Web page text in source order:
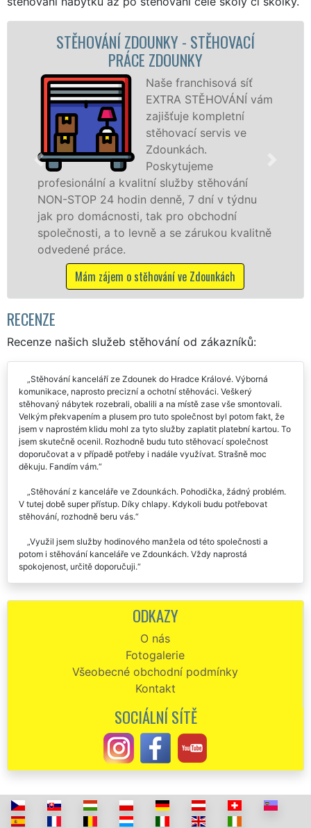
STĚHOVACÍ SLUŽBA ZDOUNKY -
STĚHOVACÍ FIRMA ZDOUNKY
Poskytujeme
stěhovací služby
Zdounkách na
špičkové úrovni
služby zajišťujeme domácnostem i firmám
celém okresu Kroměříž se zárukou kvality
franchisové sítě EXTRA STĚHOVÁNÍ.
Nabízíme stěhovací služby NON-STOP
včetně víkendů a svátků bez příplatků.
Mám zájem o stěhovací služby ve Zdounkách
RECENZE
Recenze našich služeb stěhování od zákazníků:
Stěhování kanceláří ze Zdounek do Hradce Králové. Výborná
komunikace, naprosto precizní a ochotní stěhováci. Veškerý
stěhovaný nábytek rozebrali, obalili a na místě zase vše smontovali.
Velkým překvapením a plusem pro tuto společnost byl potom fakt, že
jsem v naprostém klidu mohl za tyto služby zaplatit platební kartou. To
jsem skutečně ocenil. Rozhodně budu tuto stěhovací společnost
doporučovat a v případě potřeby i nadále využívat. Strašně moc
děkuju. Fandím vám.
Stěhování z kanceláře ve Zdounkách. Pohodička, žádný problém.
V tutej době super přístup. Díky chlapy. Kdykoli budu potřebovat
stěhování, rozhodně beru vás.
Využil jsem služby hodinového manžela od této společnosti a
potom i stěhování kanceláře ve Zdounkách. Vždy naprostá
spokojenost, určitě doporučuji.
Zdounkách. Přijeli ještě před domluveným termínem, krásně barevně a
čistě oblečení. Vše co jsme si ujednali přesně platilo, a to jak
Naprostá spokojenost se stěhováním kanceláře ve Zdounkách,
našich kanceláří ve Zdounkách a byli jsme maximálně spokojeni. Moc
Jsem opravdu velmi spokojen. Stěhování kanceláře ve Zdounkách
proběhlo v pořádku a bez jediného problému.
ODKAZY
O nás
Fotogalerie
Všeobecné obchodní podmínky
Kontakt
SOCIÁLNÍ SÍTĚ